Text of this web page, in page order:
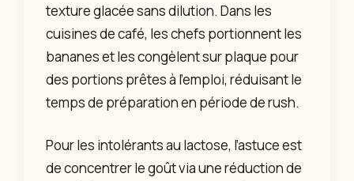
texture glacée sans dilution. Dans les
cuisines de café, les chefs portionnent les
bananes et les congèlent sur plaque pour
des portions prêtes à l’emploi, réduisant le
temps de préparation en période de rush.
Pour les intolérants au lactose, l’astuce est
de concentrer le goût via une réduction de